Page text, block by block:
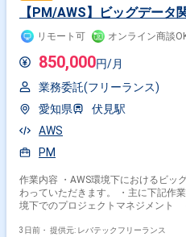
【PM/AWS】ビッグデータ
リモート可 オンライン商談
850,000円/月
業務委託(フリーランス)
愛知県
伏見駅
AWS
PM
作業内容 ・AWS環境下におけるビッ
わっていただきます。 ・主に下記作
境下でのプロジェクトマネジメント
3日前・ 提供元: レバテックフリーランス